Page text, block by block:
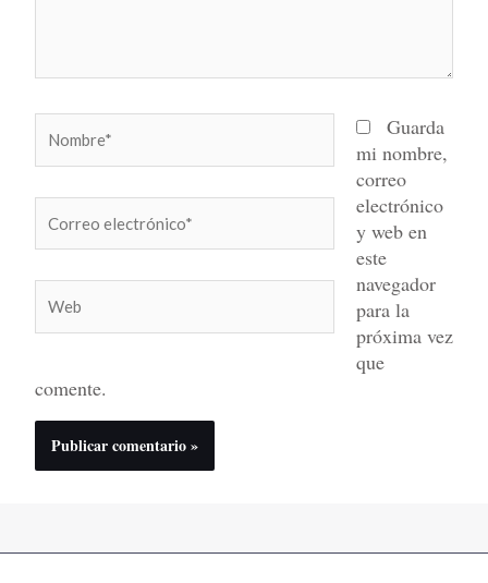
electrónico*
Guarda
mi nombre,
correo
electrónico
y web en
este
navegador
para la
próxima vez
que
comente.